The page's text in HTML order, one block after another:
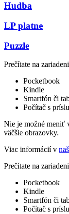
Hudba
LP platne
Puzzle
Prečítate na
Pocketbook
Kindle
Smartfón či
Počítač s
Nie je možné meniť
väčšie obrazovky.
Viac informácií v
Prečítate na
Pocketbook
Kindle
Smartfón či
Počítač s